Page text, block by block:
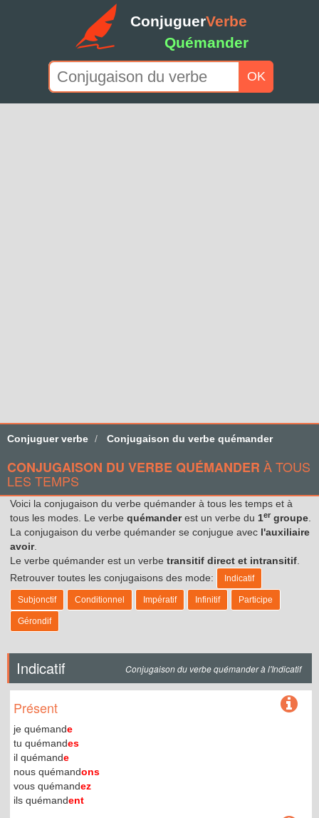
ConjuguerVerbe
Quémander
OK
Conjuguer verbe Conjugaison du verbe quémander
CONJUGAISON DU VERBE QUÉMANDER À TOUS
LES TEMPS
Voici la conjugaison du verbe quémander à tous les temps et à
tous les modes. Le verbe quémanderest un verbe du 1er groupe
La conjugaison du verbe quémander se conjugue avec l'auxiliaire
avoir.
Le verbe quémander est un verbe transitif direct et intransitif
Retrouver toutes les conjugaisons des mode:
Indicatif
Subjonctif Conditionnel Impératif Infinitif Participe
Gérondif
Indicatif Conjugaison du verbe quémander à l'Indicatif
Présent
je quémande
tu quémandes
il quémande
nous quémandons
vous quémandez
ils quémandent